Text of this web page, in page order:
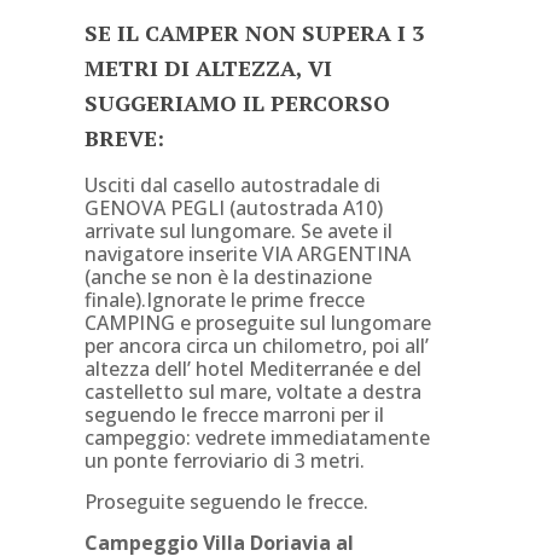
SE IL CAMPER NON SUPERA I 3
METRI DI ALTEZZA, VI
SUGGERIAMO IL PERCORSO
BREVE:
Usciti dal casello autostradale di
GENOVA PEGLI (autostrada A10)
arrivate sul lungomare. Se avete il
navigatore inserite VIA ARGENTINA
(anche se non è la destinazione
finale).Ignorate le prime frecce
CAMPING e proseguite sul lungomare
per ancora circa un chilometro, poi all’
altezza dell’ hotel Mediterranée e del
castelletto sul mare, voltate a destra
seguendo le frecce marroni per il
campeggio: vedrete immediatamente
un ponte ferroviario di 3 metri.
Proseguite seguendo le frecce.
Campeggio Villa Doriavia al